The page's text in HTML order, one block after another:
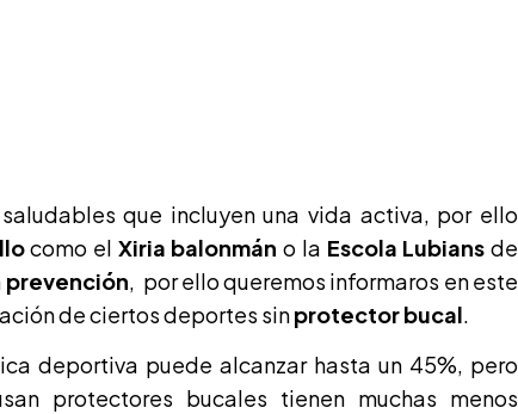
que incluyen una vida activa, por ello
como el Xiria balonmán o la Escola Lubians de
prevención, por ello queremos informaros en este
de ciertos deportes sinprotector bucal.
deportiva puede alcanzar hasta un 45%, pero
protectores bucales tienen muchas menos